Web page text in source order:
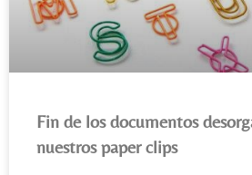
Fin de los documentos
nuestros paper clips